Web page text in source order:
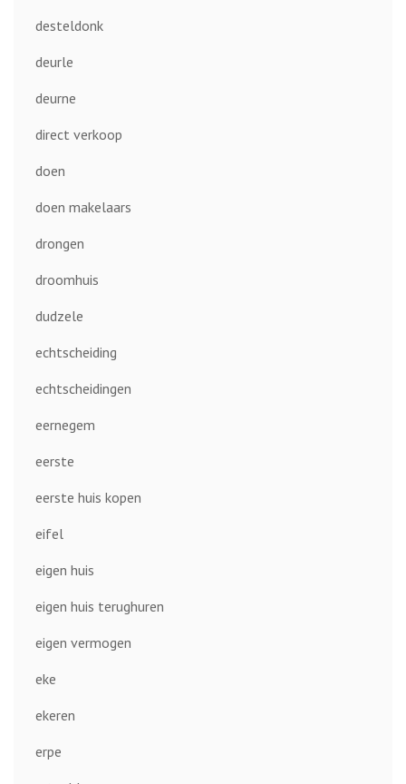
desteldonk
deurle
deurne
direct verkoop
doen
doen makelaars
drongen
droomhuis
dudzele
echtscheiding
echtscheidingen
eernegem
eerste
eerste huis kopen
eifel
eigen huis
eigen huis terughuren
eigen vermogen
eke
ekeren
erpe